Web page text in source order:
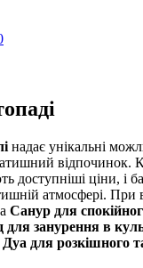
надає унікальні
відпочинок.
доступніші ціни, і
атмосфері. При
Санур для
для занурення в
для розкішного